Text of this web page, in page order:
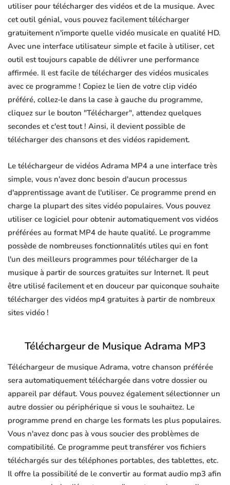
utiliser pour télécharger des vidéos et de la musique. Avec
cet outil génial, vous pouvez facilement télécharger
gratuitement n'importe quelle vidéo musicale en qualité HD.
Avec une interface utilisateur simple et facile à utiliser, cet
outil est toujours capable de délivrer une performance
affirmée. Il est facile de télécharger des vidéos musicales
avec ce programme ! Copiez le lien de votre clip vidéo
préféré, collez-le dans la case à gauche du programme,
cliquez sur le bouton "Télécharger", attendez quelques
secondes et c'est tout ! Ainsi, il devient possible de
télécharger des chansons et des vidéos rapidement.
Le téléchargeur de vidéos Adrama MP4 a une interface très
simple, vous n'avez donc besoin d'aucun processus
d'apprentissage avant de l'utiliser. Ce programme prend en
charge la plupart des sites vidéo populaires. Vous pouvez
utiliser ce logiciel pour obtenir automatiquement vos vidéos
préférées au format MP4 de haute qualité. Le programme
possède de nombreuses fonctionnalités utiles qui en font
l'un des meilleurs programmes pour télécharger de la
musique à partir de sources gratuites sur Internet. Il peut
être utilisé facilement et en douceur par quiconque souhaite
télécharger des vidéos mp4 gratuites à partir de nombreux
sites vidéo !
Téléchargeur de Musique Adrama MP3
Téléchargeur de musique Adrama, votre chanson préférée
sera automatiquement téléchargée dans votre dossier ou
appareil par défaut. Vous pouvez également sélectionner un
autre dossier ou périphérique si vous le souhaitez. Le
programme prend en charge les formats les plus populaires.
Vous n'avez donc pas à vous soucier des problèmes de
compatibilité. Ce programme peut transférer vos fichiers
téléchargés sur des téléphones portables, des tablettes, etc.
Il offre la possibilité de le convertir au format audio mp3 afin